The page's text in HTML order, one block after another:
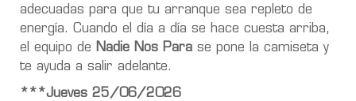
adecuadas para que tu arranque sea repleto de
energía. Cuando el día a día se hace cuesta arriba,
el equipo de
Nadie Nos Para se pone la camiseta y
te ayuda a salir adelante.
***Jueves 25/06/2026